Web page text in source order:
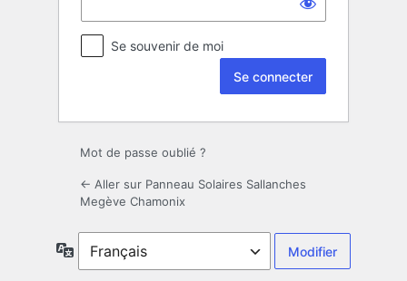
Se souvenir de moi
Mot de passe oublié ?
← Aller sur Panneau Solaires Sallanches
Megève Chamonix
Langue